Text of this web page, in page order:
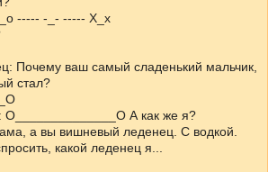
----- -_- ----- Х_х
Почему ваш самый сладенький мальчик,
стал?
О______________О А как же я?
а вы вишневый леденец. С водкой.
какой леденец я...